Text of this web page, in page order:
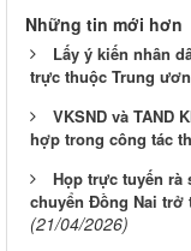
Những tin mới hơn
Lấy ý kiến nhân
trực thuộc Trung
VKSND và TAND
hợp trong công tác
Họp trực tuyến rà
chuyển Đồng Nai trở
(21/04/2026)